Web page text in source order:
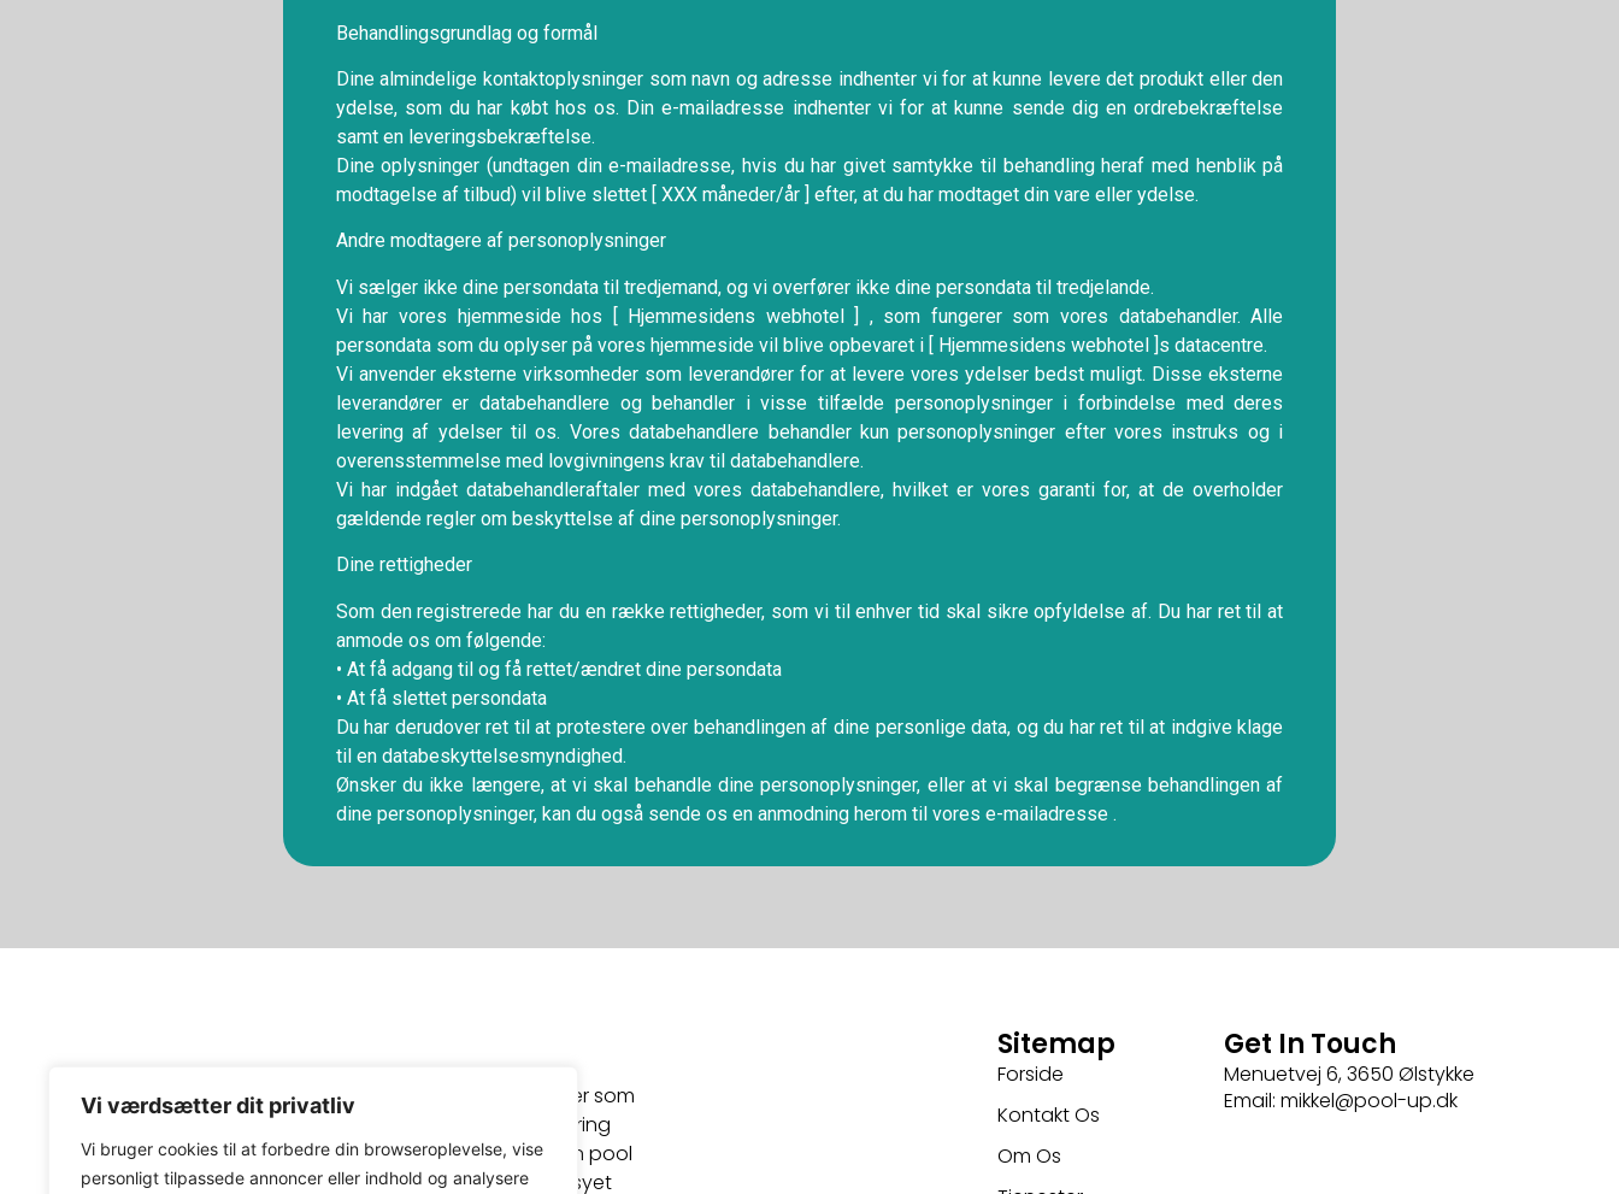
Vi værdsætter dit privatliv
Vi bruger cookies til at forbedre din browseroplevelse, vise
personligt tilpassede annoncer eller indhold og analysere
Behandlingsgrundlag og formål
Dine almindelige kontaktoplysninger som navn og adresse indhenter vi for at kunne levere det produkt eller den
ydelse, som du har købt hos os. Din e-mailadresse indhenter vi for at kunne sende dig en ordrebekræftelse
samt en leveringsbekræftelse.
Dine oplysninger (undtagen din e-mailadresse, hvis du har givet samtykke til behandling heraf med henblik på
modtagelse af tilbud) vil blive slettet [ XXX måneder/år ] efter, at du har modtaget din vare eller ydelse.
Andre modtagere af personoplysninger
Vi sælger ikke dine persondata til tredjemand, og vi overfører ikke dine persondata til tredjelande.
Vi har vores hjemmeside hos [ Hjemmesidens webhotel ] , som fungerer som vores databehandler. Alle
persondata som du oplyser på vores hjemmeside vil blive opbevaret i [ Hjemmesidens webhotel ]s datacentre.
Vi anvender eksterne virksomheder som leverandører for at levere vores ydelser bedst muligt. Disse eksterne
leverandører er databehandlere og behandler i visse tilfælde personoplysninger i forbindelse med deres
levering af ydelser til os. Vores databehandlere behandler kun personoplysninger efter vores instruks og i
overensstemmelse med lovgivningens krav til databehandlere.
Vi har indgået databehandleraftaler med vores databehandlere, hvilket er vores garanti for, at de overholder
gældende regler om beskyttelse af dine personoplysninger.
Dine rettigheder
Som den registrerede har du en række rettigheder, som vi til enhver tid skal sikre opfyldelse af. Du har ret til at
anmode os om følgende:
• At få adgang til og få rettet/ændret dine persondata
• At få slettet persondata
Du har derudover ret til at protestere over behandlingen af dine personlige data, og du har ret til at indgive klage
til en databeskyttelsesmyndighed.
Ønsker du ikke længere, at vi skal behandle dine personoplysninger, eller at vi skal begrænse behandlingen af
dine personoplysninger, kan du også sende os en anmodning herom til vores e-mailadresse .
Vi tilbyder professionelle poolrengøringstjenester som
vedligeholdelse, dybrensning, kemikaliebalancering
og reparationer. Vores erfarne team sikrer, at din pool
altid er ren og sikker. Kontakt os for et skræddersyet
Sitemap
Forside
Kontakt Os
Om Os
Get In Touch
Menuetvej 6, 3650 Ølstykke
Email: mikkel@pool-up.dk